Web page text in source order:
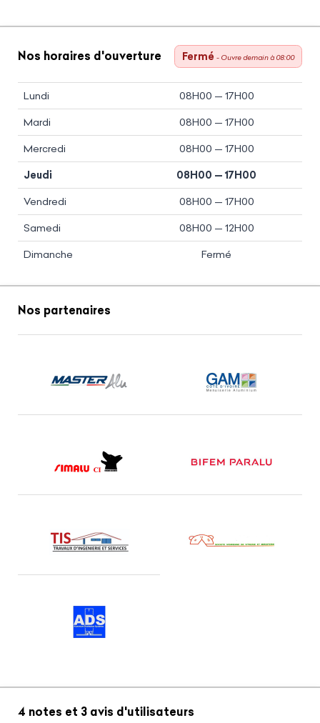
Nos horaires d'ouverture Fermé - Ouvre demain à 08:00
Lundi 08H00 — 17H00
Mardi 08H00 — 17H00
Mercredi 08H00 — 17H00
Jeudi 08H00 — 17H00
Vendredi 08H00 — 17H00
Samedi 08H00 — 12H00
Dimanche Fermé
Nos partenaires
4 notes et 3 avis d'utilisateurs